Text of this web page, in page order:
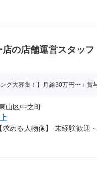
の店舗運営スタッフ
ング大募集！】月給30万円〜＋
山区中之町
める人物像】 未経験歓迎